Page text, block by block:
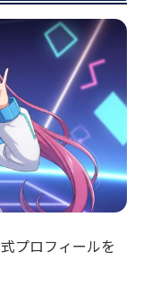
プロフィールを